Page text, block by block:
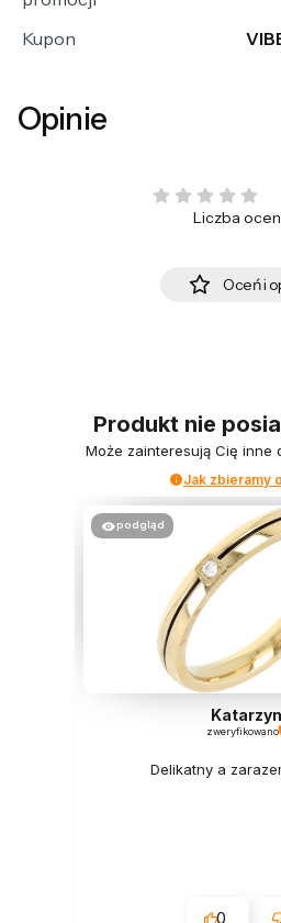
Kupon
Opinie
Liczba
Oceń i
Produkt nie
Może zainteresują Cię inne
Jak zbieramy
podgląd
zweryfikowano
Delikatny a
0